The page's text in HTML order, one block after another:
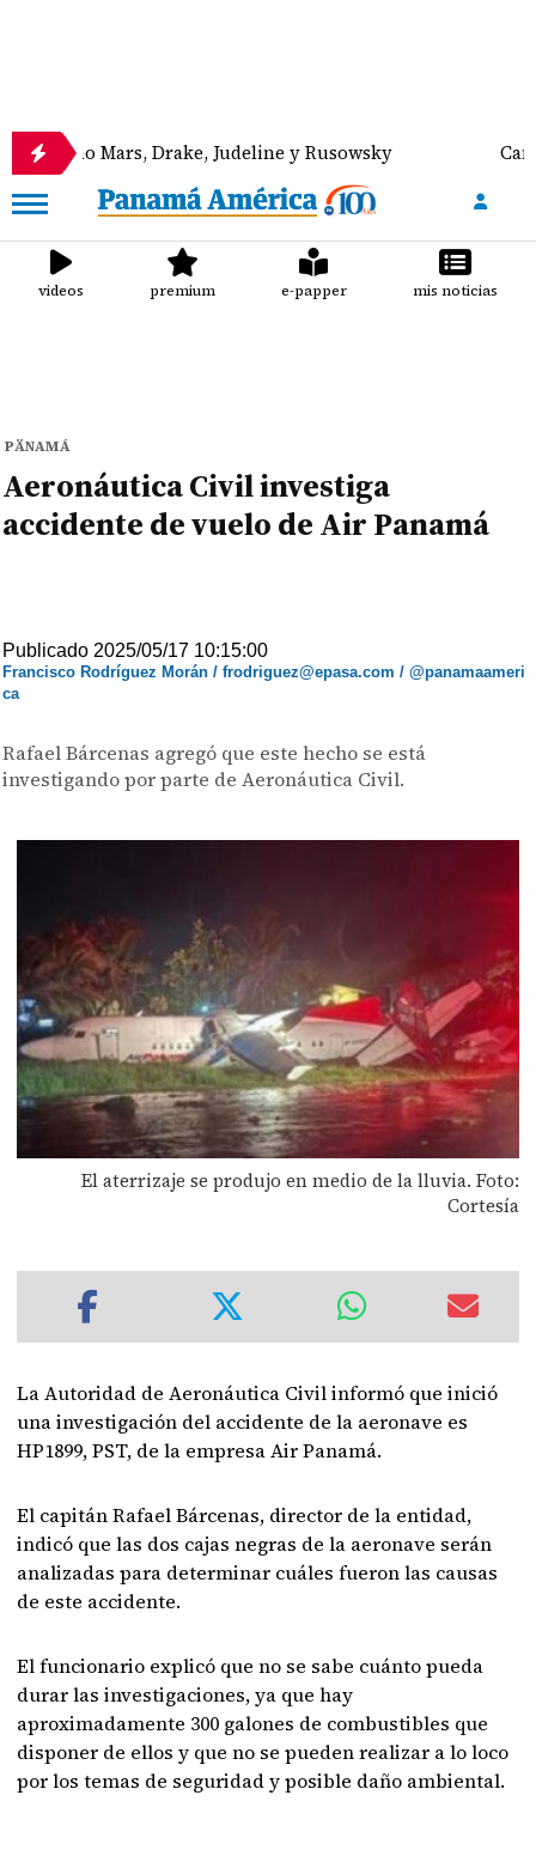
Drake, Judeline y Rusowsky Canal de
videos premium e-papper mis noticias
PÄNAMÁ
Aeronáutica Civil investiga
accidente de vuelo de Air Panamá
Publicado 2025/05/17 10:15:00
Francisco Rodríguez Morán / frodriguez@epasa.com / @panamaameri
ca
Rafael Bárcenas agregó que este hecho se está
investigando por parte de Aeronáutica Civil.
El aterrizaje se produjo en medio de la lluvia. Foto:
Cortesía
La Autoridad de Aeronáutica Civil informó que inició
una investigación del accidente de la aeronave es
HP1899, PST, de la empresa Air Panamá.
El capitán Rafael Bárcenas, director de la entidad,
indicó que las dos cajas negras de la aeronave serán
analizadas para determinar cuáles fueron las causas
de este accidente.
El funcionario explicó que no se sabe cuánto pueda
durar las investigaciones, ya que hay
aproximadamente 300 galones de combustibles que
disponer de ellos y que no se pueden realizar a lo loco
por los temas de seguridad y posible daño ambiental.